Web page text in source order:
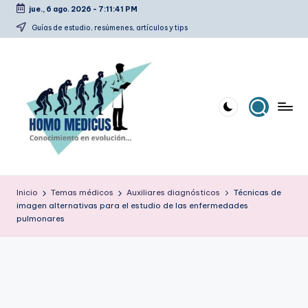
Saltar
jue., 6 ago. 2026 - 7:11:42 PM
Guías de estudio, resúmenes, artículos y tips
o
m
o
estudio,
resúmenes,
Inicio Temas médicos Auxiliares diagnósticos
Técnicas de
imagen alternativas para el estudio de las enfermedades
pulmonares